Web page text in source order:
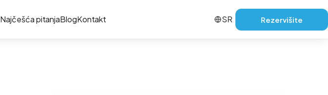
Najčešća pitanjaBlogKontakt SR Rezervišite